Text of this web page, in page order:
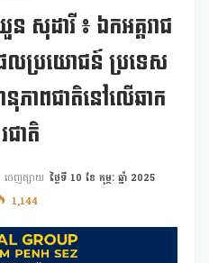
សុដារី ៖ ឯកអគ្គរាជ
រផលប្រយោជន៍ ប្រទេស
ភាពជាតិនៅលើឆាក
ជាតិ
ចេញផ្សាយ ថ្ងៃទី 10 ខែ កុម្ភៈ ឆ្នាំ 2025
1,144